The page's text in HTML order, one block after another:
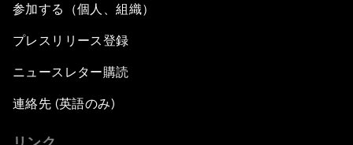
参加する（個人、組織）
プレスリリース登録
ニュースレター購読
連絡先 (英語のみ)